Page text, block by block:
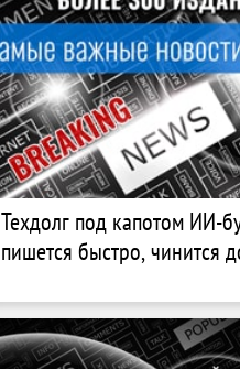
Техдолг под капотом ИИ-
пишется быстро, чинится